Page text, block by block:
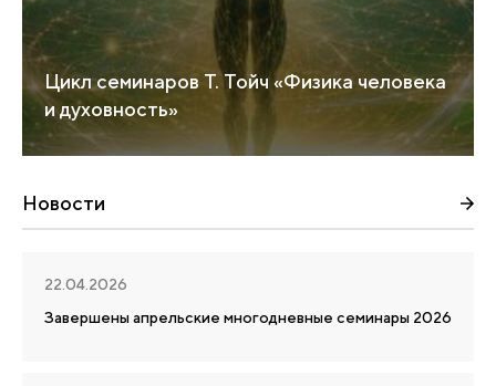
Цикл семинаров Т. Тойч «Физика человека
и духовность»
Новости
22.04.2026
Завершены апрельские многодневные семинары 2026